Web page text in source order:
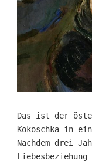
Das ist der
Kokoschka in
Nachdem drei